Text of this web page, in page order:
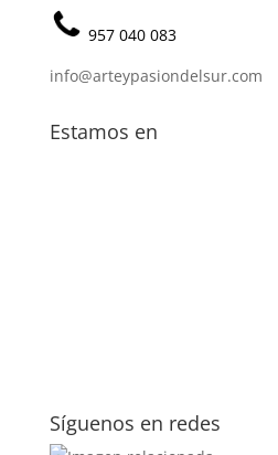
957 040 083
info@arteypasiondelsur.com
Estamos en
Síguenos en redes